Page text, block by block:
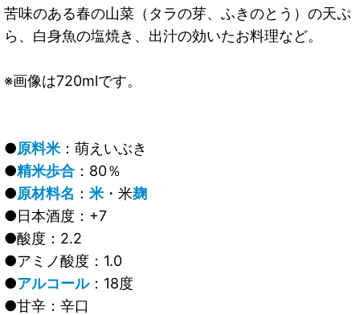
苦味のある春の山菜（タラの芽、ふきのとう）の天ぷ
ら、白身魚の塩焼き、出汁の効いたお料理など。
※画像は720mlです。
●原料米：萌えいぶき
●精米歩合 ：80％
●原材料名 ： 米・米麹
●日本酒度：+7
●酸度：2.2
●アミノ酸度：1.0
●アルコール：18度
●甘辛：辛口